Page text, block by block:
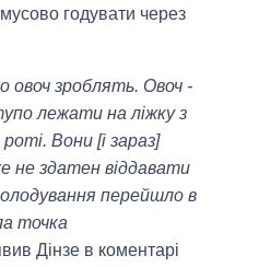
годувати через
овоч зроблять. Овоч -
лежати на ліжку з
Вони [і зараз]
не здатен віддавати
перейшло в
точка
Дінзе в коментарі